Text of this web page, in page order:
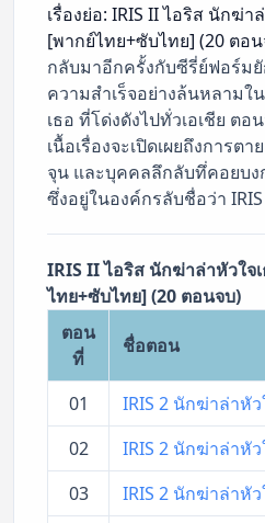
เรื่องย่อ: IRIS II ไอริส นักฆ่า
[พากย์ไทย+ซับไทย] (20 ตอ
กลับมาอีกครั้งกับซีรี่ย์ฟอร์ม
ความสำเร็จอย่างล้นหลามใ
เธอ ที่โด่งดังไปทั่วเอเชีย ต
เนื้อเรื่องจะเปิดเผยถึงการต
จุน และบุคคลลึกลับทึ่คอยบง
ซึ่งอยู่ในองค์กรลับชื่อว่า IRIS
IRIS II ไอริส นักฆ่าล่าหัวใจ
ไทย+ซับไทย] (20 ตอนจบ)
ตอน
ที่
ชื่อตอน
01
IRIS 2 นักฆ่าล่าหัว
02
IRIS 2 นักฆ่าล่าหัว
03
IRIS 2 นักฆ่าล่าหัว